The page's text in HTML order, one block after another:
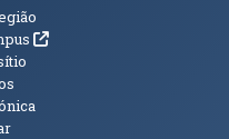
(abre em nova janela)